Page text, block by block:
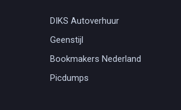
DIKS Autoverhuur
Geenstijl
Bookmakers Nederland
Picdumps